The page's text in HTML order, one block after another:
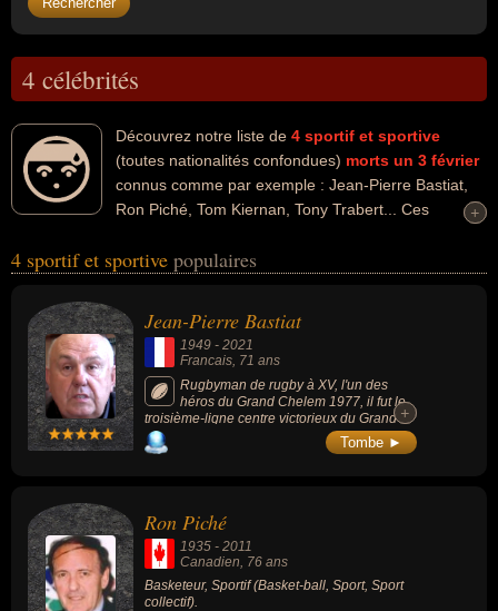
4 célébrités
Découvrez notre liste de 4 sportif et sportive
(toutes nationalités confondues) morts un 3 février
connus comme par exemple : Jean-Pierre Bastiat,
Ron Piché, Tom Kiernan, Tony Trabert... Ces
rugby, du sport, du sport collectif, du basket-ball, du sport de
rugbyman, basketeur, entraineur, entraineur de rugby ou joueur de
tennis. En ce qui concerne leurs nationalités au moment de leurs
morts, ils peuvent avoir été francais, canadien, irlandais ou
américain par exemple.
+
+
4 sportif et sportive populaires
Jean-Pierre Bastiat
1949 - 2021
Francais, 71 ans
Rugbyman de rugby à XV, l'un des
héros du Grand Chelem 1977, il fut le
troisième-ligne centre victorieux du Grand
Chelem dans le Tournoi des Cinq Nations
1977, capitaine du XV de France 1978,
+
+
Tombe ►
Ron Piché
1935 - 2011
Canadien , 76 ans
Basketeur, Sportif (Basket-ball, Sport, Sport
collectif).